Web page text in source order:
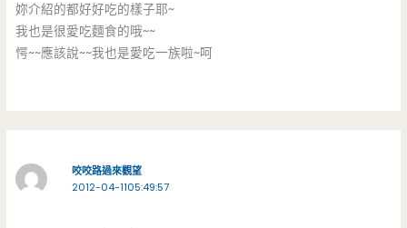
妳介紹的都好好吃的樣子耶~
我也是很愛吃麵食的哦~~
愕~~應該說~~我也是愛吃一族啦~呵
咬咬路過來觀望
2012-04-1105:49:57